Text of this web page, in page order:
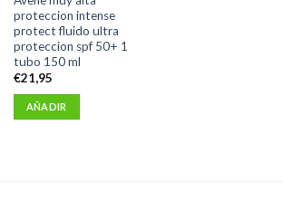
proteccion intense
protect fluido ultra
proteccion spf 50+ 1
tubo 150 ml
€21,95
AÑADIR